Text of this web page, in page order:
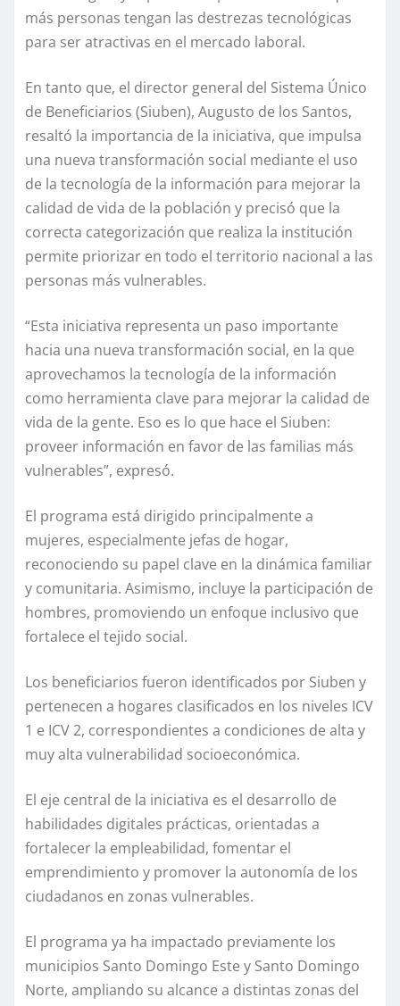
más personas tengan las destrezas tecnológicas
para ser atractivas en el mercado laboral.
En tanto que, el director general del Sistema Único
de Beneficiarios (Siuben), Augusto de los Santos,
resaltó la importancia de la iniciativa, que impulsa
una nueva transformación social mediante el uso
de la tecnología de la información para mejorar la
calidad de vida de la población y precisó que la
correcta categorización que realiza la institución
permite priorizar en todo el territorio nacional a las
personas más vulnerables.
“Esta iniciativa representa un paso importante
hacia una nueva transformación social, en la que
aprovechamos la tecnología de la información
como herramienta clave para mejorar la calidad de
vida de la gente. Eso es lo que hace el Siuben:
proveer información en favor de las familias más
vulnerables”, expresó.
El programa está dirigido principalmente a
mujeres, especialmente jefas de hogar,
reconociendo su papel clave en la dinámica familiar
y comunitaria. Asimismo, incluye la participación de
hombres, promoviendo un enfoque inclusivo que
fortalece el tejido social.
Los beneficiarios fueron identificados por Siuben y
pertenecen a hogares clasificados en los niveles ICV
1 e ICV 2, correspondientes a condiciones de alta y
muy alta vulnerabilidad socioeconómica.
El eje central de la iniciativa es el desarrollo de
habilidades digitales prácticas, orientadas a
fortalecer la empleabilidad, fomentar el
emprendimiento y promover la autonomía de los
ciudadanos en zonas vulnerables.
El programa ya ha impactado previamente los
municipios Santo Domingo Este y Santo Domingo
Norte, ampliando su alcance a distintas zonas del